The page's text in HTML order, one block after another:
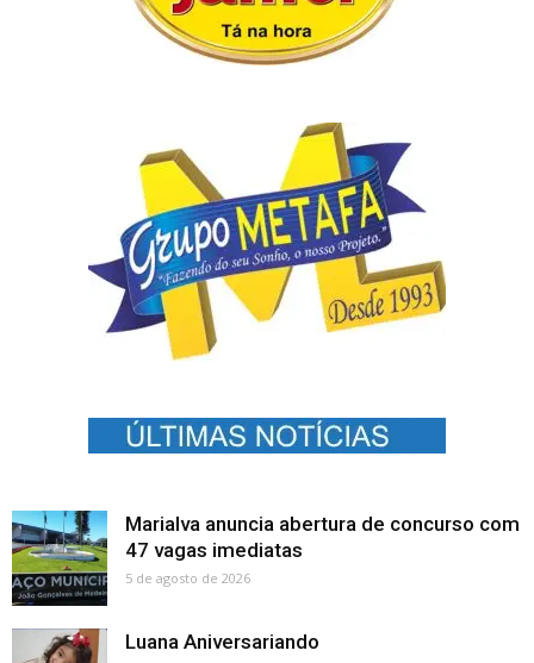
Marialva anuncia abertura de concurso com
47 vagas imediatas
5 de agosto de 2026
Luana Aniversariando